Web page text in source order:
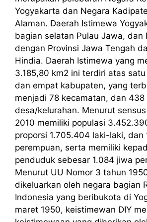
Yogyakarta dan Negara
Alaman. Daerah Istimewa
bagian selatan Pulau Jawa, dan
dengan Provinsi Jawa Tengah
Hindia. Daerah Istimewa yang
3.185,80 km2 ini terdiri atas
dan empat kabupaten, yang
menjadi 78 kecamatan, dan 438
desa/kelurahan. Menurut
2010 memiliki populasi
proporsi 1.705.404 laki-laki, dan
perempuan, serta memiliki
penduduk sebesar 1.084 jiwa
Menurut UU Nomor 3 tahun
dikeluarkan oleh negara bagian
Indonesia yang beribukota di
maret 1950, keistimewan DIY